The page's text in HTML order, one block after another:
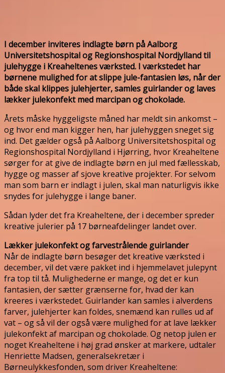
I december inviteres indlagte børn på Aalborg
Universitetshospital og Regionshospital Nordjylland til
julehygge i Kreaheltenes værksted. I værkstedet har
børnene mulighed for at slippe jule-fantasien løs, når der
både skal klippes julehjerter, samles guirlander og laves
lækker julekonfekt med marcipan og chokolade.
Årets måske hyggeligste måned har meldt sin ankomst –
og hvor end man kigger hen, har julehyggen sneget sig
ind. Det gælder også på Aalborg Universitetshospital og
Regionshospital Nordjylland i Hjørring, hvor Kreaheltene
sørger for at give de indlagte børn en jul med fællesskab,
hygge og masser af sjove kreative projekter. For selvom
man som barn er indlagt i julen, skal man naturligvis ikke
snydes for julehygge i lange baner.
Sådan lyder det fra Kreaheltene, der i december spreder
kreative julerier på 17 børneafdelinger landet over.
Lækker julekonfekt og farvestrålende guirlander
Når de indlagte børn besøger det kreative værksted i
december, vil det være pakket ind i hjemmelavet julepynt
fra top til tå. Mulighederne er mange, og det er kun
fantasien, der sætter grænserne for, hvad der kan
kreeres i værkstedet. Guirlander kan samles i alverdens
farver, julehjerter kan foldes, snemænd kan rulles ud af
vat – og så vil der også være mulighed for at lave lækker
julekonfekt af marcipan og chokolade. Og netop julen er
noget Kreaheltene i høj grad ønsker at markere, udtaler
Henriette Madsen, generalsekretær i
Børneulykkesfonden, som driver Kreaheltene: